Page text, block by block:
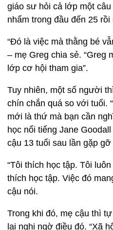
giáo sư hỏi cả lớp một
nhẩm trong đầu đến 25
“Đó là việc mà thằng bé
– mẹ Greg chia sẻ. “Greg
lớp cơ hội tham gia”.
Tuy nhiên, một số người
chín chắn quá so với tuổi.
mới là thứ mà bạn cần
học nổi tiếng Jane
cậu 13 tuổi sau lần gặp
“Tôi thích học tập. Tôi
thích học tập. Việc đó
cậu nói.
Trong khi đó, mẹ cậu thì
lại nghi ngờ điều đó. “Xã